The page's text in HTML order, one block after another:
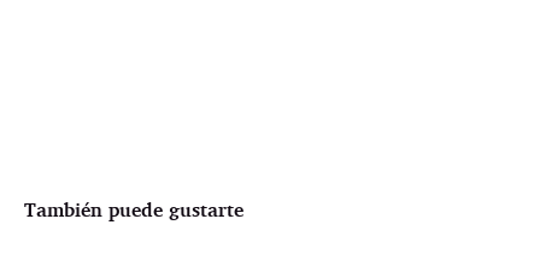
También puede gustarte